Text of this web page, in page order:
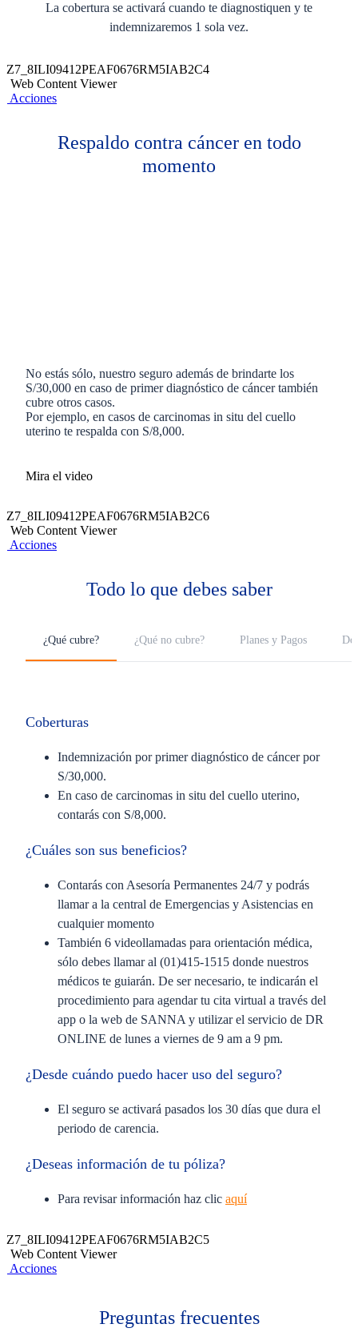
La cobertura se activará cuando te diagnostiquen y te
indemnizaremos 1 sola vez.
Z7_8ILI09412PEAF0676RM5IAB2C4
Web Content Viewer
Acciones
No estás sólo, nuestro seguro además de brindarte los
S/30,000 en caso de primer diagnóstico de cáncer también
cubre otros casos.
Por ejemplo, en casos de carcinomas in situ del cuello
uterino te respalda con S/8,000.
Mira el video
Respaldo contra cáncer en todo
momento
Z7_8ILI09412PEAF0676RM5IAB2C6
Web Content Viewer
Acciones
Todo lo que debes saber
¿Qué cubre? ¿Qué no cubre? Planes y Pagos
Coberturas
Indemnización por primer diagnóstico de cáncer por
S/30,000.
En caso de carcinomas in situ del cuello uterino,
contarás con S/8,000.
¿Cuáles son sus beneficios?
Contarás con Asesoría Permanentes 24/7 y podrás
llamar a la central de Emergencias y Asistencias en
cualquier momento
También 6 videollamadas para orientación médica,
sólo debes llamar al (01)415-1515 donde nuestros
médicos te guiarán. De ser necesario, te indicarán el
procedimiento para agendar tu cita virtual a través del
app o la web de SANNA y utilizar el servicio de DR
ONLINE de lunes a viernes de 9 am a 9 pm.
¿Desde cuándo puedo hacer uso del seguro?
El seguro se activará pasados los 30 días que dura el
periodo de carencia.
¿Deseas información de tu póliza? ​
Para revisar información haz clic aquí
Exclusiones y condiciones
Cáncer asociado a VIH/Sida.
Cáncer preexistente y sus secuelas.
Z7_8ILI09412PEAF0676RM5IAB2C5
Web Content Viewer
Acciones
Preguntas frecuentes